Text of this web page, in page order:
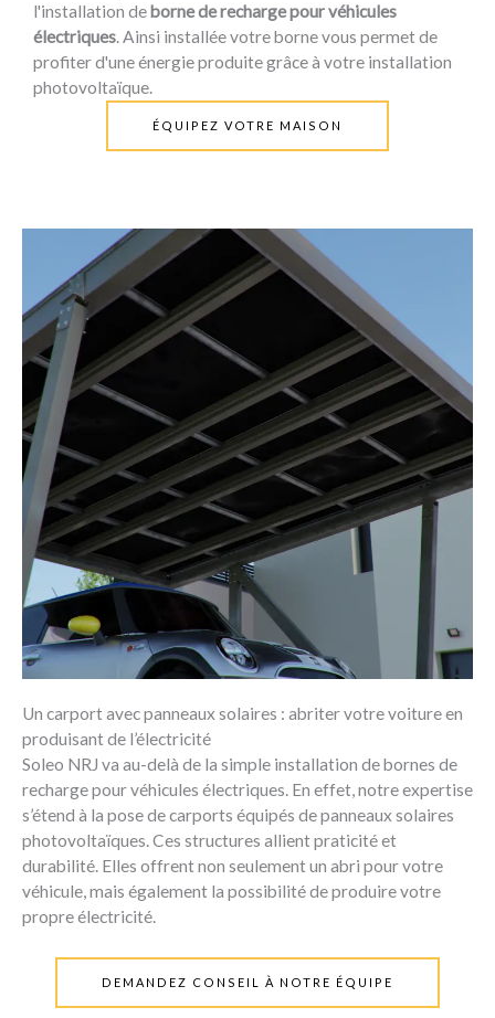
l'installation deborne de recharge pour véhicules
électriques. Ainsi installée votre borne vous permet de
profiter d'une énergie produite grâce à votre installation
photovoltaïque.
ÉQUIPEZ VOTRE MAISON
Un carport avec panneaux solaires : abriter votre voiture en
produisant de l’électricité
Soleo NRJ va au-delà de la simple installation de bornes de
recharge pour véhicules électriques. En effet, notre expertise
s’étend à la pose de carports équipés de panneaux solaires
photovoltaïques. Ces structures allient praticité et
durabilité. Elles offrent non seulement un abri pour votre
véhicule, mais également la possibilité de produire votre
propre électricité.
DEMANDEZ CONSEIL À NOTRE ÉQUIPE